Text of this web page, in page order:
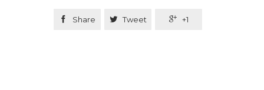
 Share  Tweet  +1